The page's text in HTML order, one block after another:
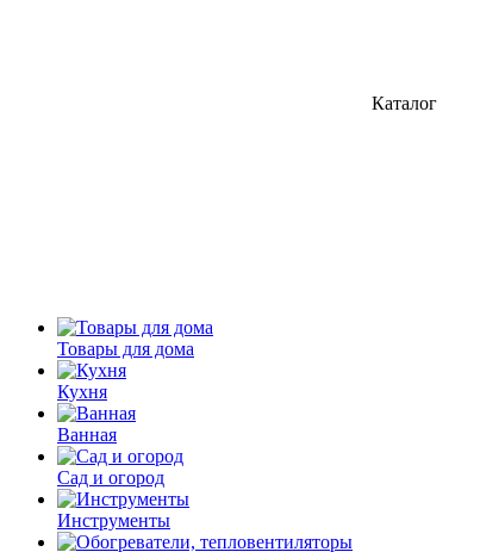
Каталог
Товары для дома
Кухня
Ванная
Сад и огород
Инструменты